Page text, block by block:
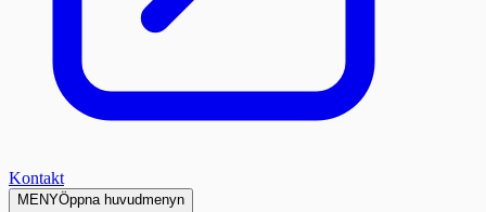
Kontakt
MENYÖppna huvudmenyn